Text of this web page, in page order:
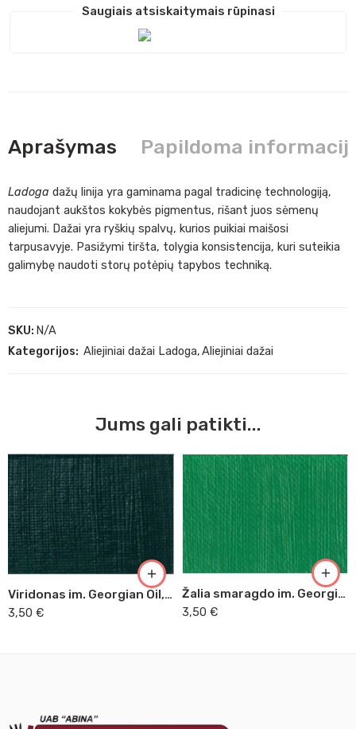
Saugiais atsiskaitymais rūpinasi
Aprašymas Papildoma
Ladoga dažų linija yra gaminama pagal tradicinę technologiją,
naudojant aukštos kokybės pigmentus, rišant juos sėmenų
aliejumi. Dažai yra ryškių spalvų, kurios puikiai maišosi
tarpusavyje. Pasižymi tiršta, tolygia konsistencija, kuri suteikia
galimybę naudoti storų potėpių tapybos techniką.
SKU: N/A
Kategorijos: Aliejiniai dažai Ladoga,Aliejiniai dažai
Jums gali patikti...
Viridonas im. Georgian Oil, 38ml (382)
3,50 €
Žalia smaragdo im. Georgian Oil, 38ml (338)
3,50 €